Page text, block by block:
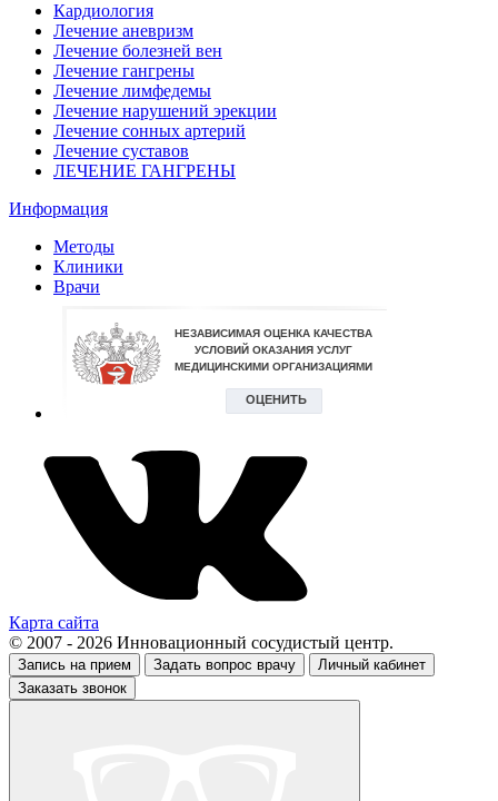
Кардиология
Лечение аневризм
Лечение болезней вен
Лечение гангрены
Лечение лимфедемы
Лечение нарушений эрекции
Лечение сонных артерий
Лечение суставов
ЛЕЧЕНИЕ ГАНГРЕНЫ
Информация
Методы
Клиники
Врачи
Карта сайта
© 2007 - 2026 Инновационный сосудистый центр.
Запись на прием Задать вопрос врачу
Личный кабинет
Заказать звонок